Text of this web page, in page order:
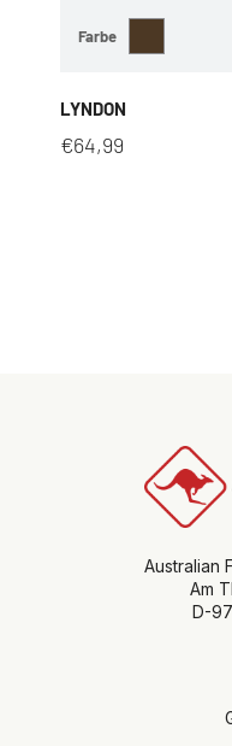
Farbe
LYNDON
€64,99
Australian
Am
D-